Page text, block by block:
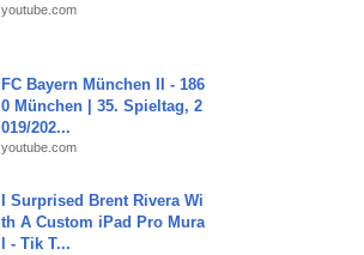
youtube.com
FC Bayern München II - 186
0 München | 35. Spieltag, 2
019/202...
youtube.com
I Surprised Brent Rivera Wi
th A Custom iPad Pro Mura
l - Tik T...